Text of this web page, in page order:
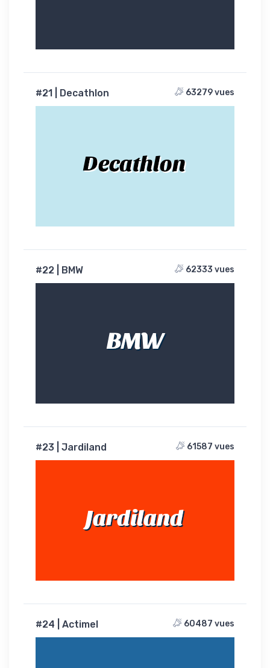
#21 | Decathlon 63279 vues
Decathlon
#22 | BMW 62333 vues
BMW
#23 | Jardiland 61587 vues
Jardiland
#24 | Actimel 60487 vues